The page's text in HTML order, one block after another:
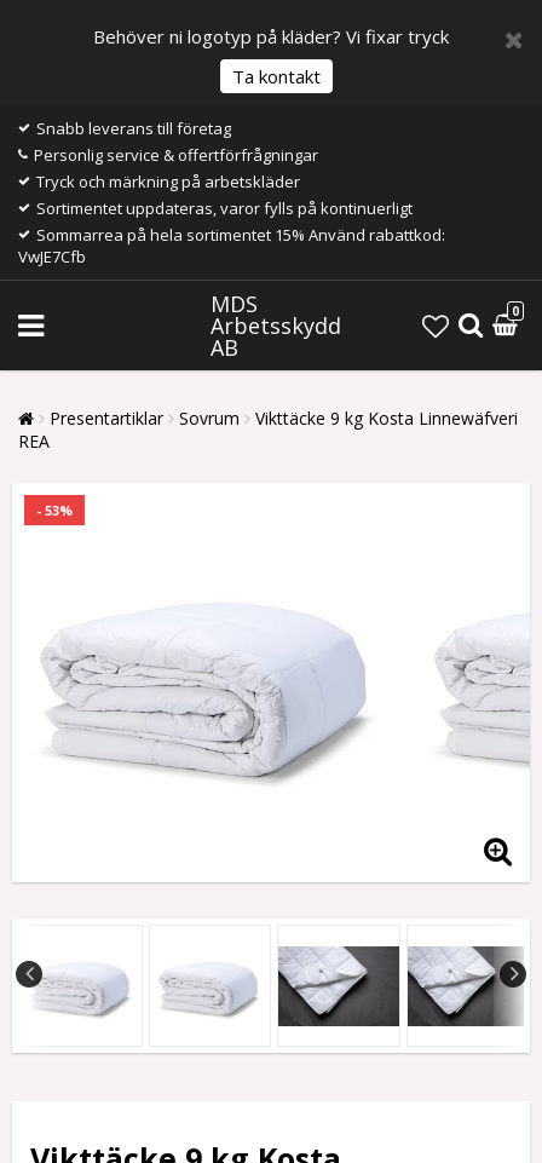
Behöver ni logotyp på kläder? Vi fixar tryck
Ta kontakt
Snabb leverans till företag
Personlig service & offertförfrågningar
Tryck och märkning på arbetskläder
Sortimentet uppdateras, varor fylls på kontinuerligt
Sommarrea på hela sortimentet 15% Använd rabattkod:
VwJE7Cfb
MDS
Arbetsskydd
AB
0
Presentartiklar Sovrum
Vikttäcke 9 kg Kosta Linnewäfveri
REA
- 53%